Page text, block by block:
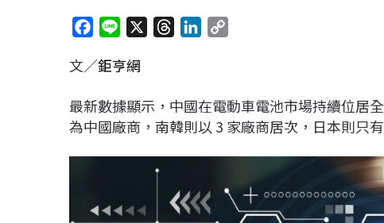
c
b
o
n
a
d
e
d
L
i
文／鉅亨網
最新數據顯示，中國在電動車電池市場持續位居
為中國廠商，南韓則以 3 家廠商居次，日本則只